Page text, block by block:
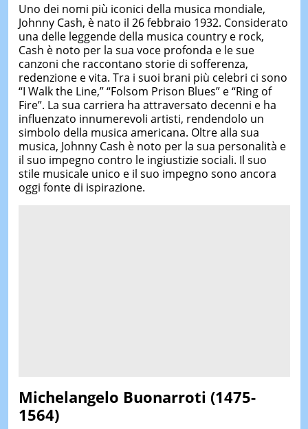
Uno dei nomi più iconici della musica mondiale,
Johnny Cash, è nato il 26 febbraio 1932. Considerato
una delle leggende della musica country e rock,
Cash è noto per la sua voce profonda e le sue
canzoni che raccontano storie di sofferenza,
redenzione e vita. Tra i suoi brani più celebri ci sono
“I Walk the Line,” “Folsom Prison Blues” e “Ring of
Fire”. La sua carriera ha attraversato decenni e ha
influenzato innumerevoli artisti, rendendolo un
simbolo della musica americana. Oltre alla sua
musica, Johnny Cash è noto per la sua personalità e
il suo impegno contro le ingiustizie sociali. Il suo
stile musicale unico e il suo impegno sono ancora
oggi fonte di ispirazione.
Michelangelo Buonarroti (1475-
1564)